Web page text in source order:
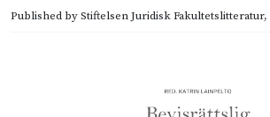
Published byStiftelsen Juridisk Fakultetslitteratur,